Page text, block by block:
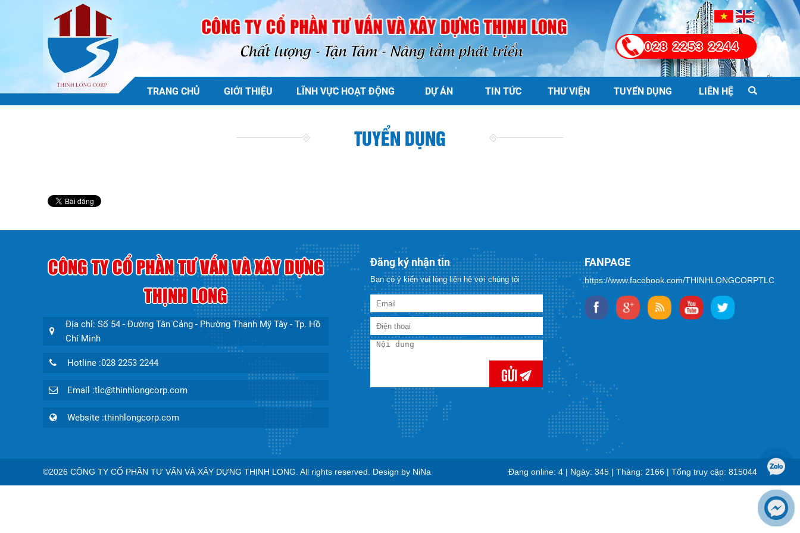
028 2253 2244
TRANG CHỦ GIỚI THIỆU LĨNH VỰC HOẠT ĐỘNG DỰ ÁN TIN TỨC THƯ VIỆN TUYỂN DỤNG LIÊN HỆ
TUYỂN DỤNG
CÔNG TY CỔ PHẦN TƯ VẤN VÀ XÂY DỰNG
THỊNH LONG
Địa chỉ: Số 54 - Đường Tân Cảng - Phường Thạnh Mỹ Tây - Tp. Hồ
Chí Minh
Hotline :028 2253 2244
Email :tlc@thinhlongcorp.com
Website :thinhlongcorp.com
Đăng ký nhận tin
Bạn có ý kiến vui lòng liên hệ với chúng tôi
Gửi
FANPAGE
https://www.facebook.com/THINHLONGCORPTLC
©2026 CÔNG TY CỔ PHẦN TƯ VẤN VÀ XÂY DỰNG THỊNH LONG . All rights reserved. Design by NiNa Đang online: 4 | Ngày: 345 | Tháng: 2166 | Tổng truy cập: 815044